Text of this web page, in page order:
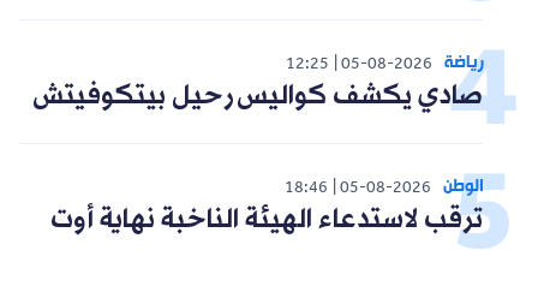
رياضة 05-08-2026
12:25
صادي يكشف كواليس رحيل بيتكوفيتش
الوطن 05-08-2026
18:46
ترقب لاستدعاء الهيئة الناخبة نهاية أوت